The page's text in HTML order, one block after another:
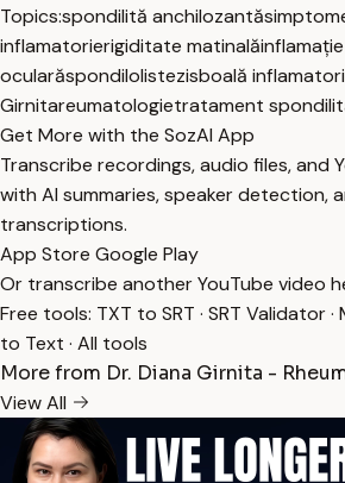
Topics:spondilită anchilozantă
inflamatorierigiditate matinalăinflamație
ocularăspondilolistezisboală
Girnitareumatologietratament
Get More with the SozAI App
Transcribe recordings, audio files, and
with AI summaries, speaker detection,
transcriptions.
App Store Google Play
Or transcribe another YouTube video
Free tools: TXT to SRT · SRT Validator·
to Text · All tools
More from Dr. Diana Girnita -
View All